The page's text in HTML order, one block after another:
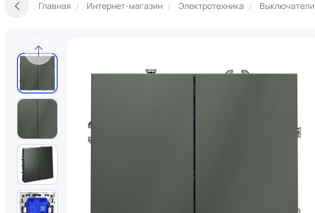
Главная Интернет-магазин Электротехника Выключатели